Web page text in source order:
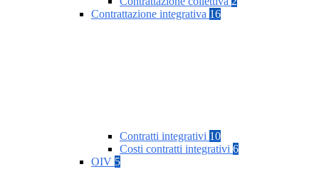
Contrattazione integrativa 16
Contratti integrativi 10
Costi contratti integrativi 6
OIV 5